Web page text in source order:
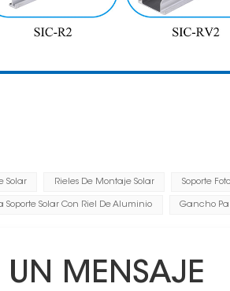
Solar Rieles De Montaje Solar Soporte
Soporte Solar Con Riel De Aluminio Gancho
UN MENSAJE